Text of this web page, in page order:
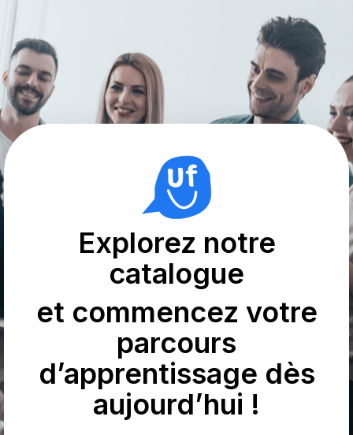
Explorez notre
catalogue
et commencez votre
parcours
d’apprentissage dès
aujourd’hui !